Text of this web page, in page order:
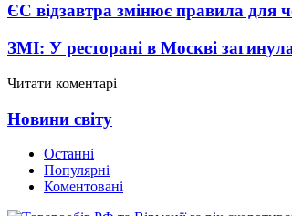
ЄС відзавтра змінює правила для
ЗМІ: У ресторані в Москві
Читати коментарі
Новини світу
Останні
Популярні
Коментовані